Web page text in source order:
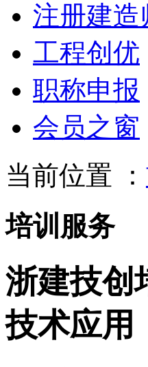
注册建造
工程创优
职称申报
会员之窗
当前位置 ：
培训服务
浙建技创
技术应用